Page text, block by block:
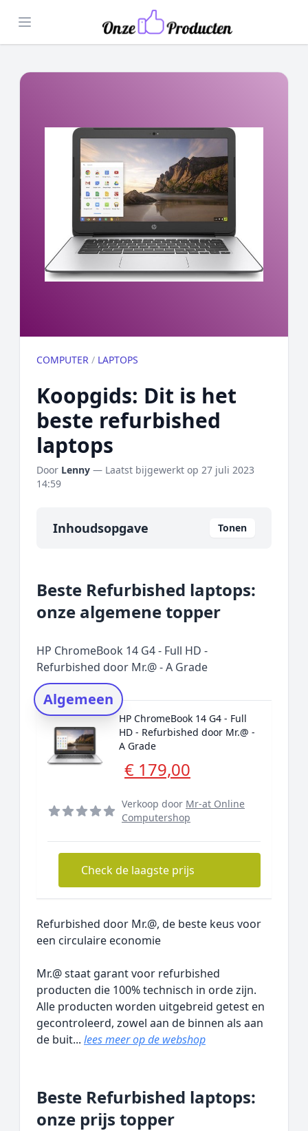
Open menu
COMPUTER / LAPTOPS
Koopgids: Dit is het
beste refurbished
laptops
Door Lenny — Laatst bijgewerkt op 27 juli 2023
14:59
Inhoudsopgave Tonen
Onze algemene topper
Prijs topper
Rating topper
Onderzoeksmethode
Alternatieven
Prijsniveaus
Beste Refurbished laptops:
onze algemene topper
HP ChromeBook 14 G4 - Full HD -
Refurbished door Mr.@ - A Grade
Algemeen
HP ChromeBook 14 G4 - Full
HD - Refurbished door Mr.@ -
A Grade
€ 179,00
Verkoop door Mr-at Online
Computershop
Check de laagste prijs
Refurbished door Mr.@, de beste keus voor
een circulaire economie
Mr.@ staat garant voor refurbished
producten die 100% technisch in orde zijn.
Alle producten worden uitgebreid getest en
gecontroleerd, zowel aan de binnen als aan
de buit... lees meer op de webshop
Beste Refurbished laptops:
onze prijs topper